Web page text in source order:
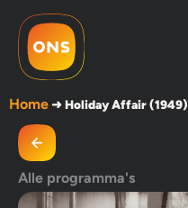
Home➜Holiday Affair (1949)
Alle programma's